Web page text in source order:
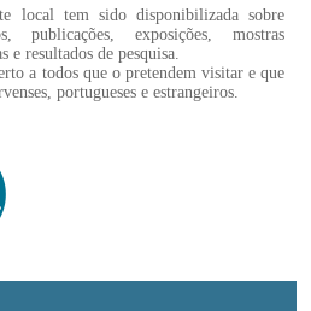
local tem sido disponibilizada sobre
publicações, exposições, mostras
e resultados de pesquisa.
a todos que o pretendem visitar e que
portugueses e estrangeiros.